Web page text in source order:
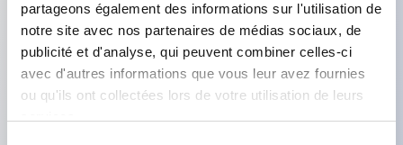
partageons également des informations sur l'utilisation de
notre site avec nos partenaires de médias sociaux, de
publicité et d'analyse, qui peuvent combiner celles-ci
avec d'autres informations que vous leur avez fournies
ou qu'ils ont collectées lors de votre utilisation de leurs
Le montage en groupe serré est possible, et le
montage/démontage de l’unité de contact est
également facile même lors du montage en groupe
serré.
Structure séparée adoptant un mécanisme de